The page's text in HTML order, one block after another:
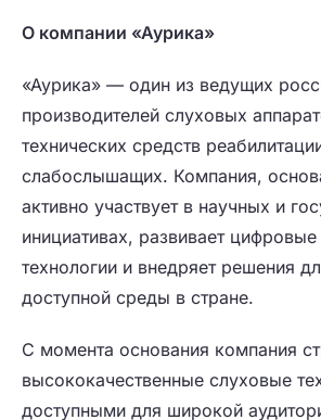
О компании «Аурика»
«Аурика» — один из ведущих
производителей слуховых
технических средств
слабослышащих. Компания,
активно участвует в научных и
инициативах, развивает
технологии и внедряет решения
доступной среды в стране.
С момента основания компания
высококачественные слуховые
доступными для широкой